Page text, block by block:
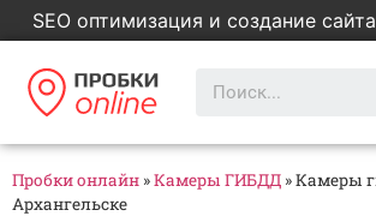
SEO оптимизация и создание
Пробки онлайн »Камеры ГИБДД »Камеры
Архангельске